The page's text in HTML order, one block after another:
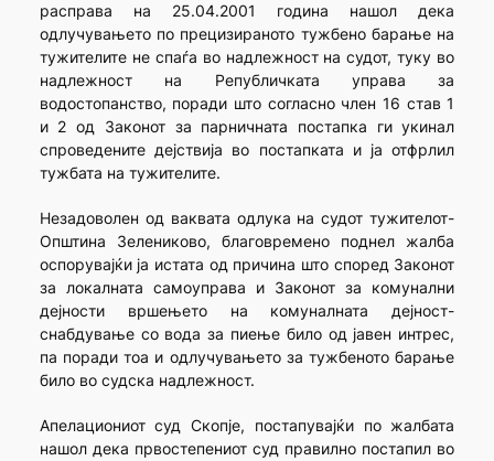
расправа на 25.04.2001 година нашол дека
одлучувањето по прецизираното тужбено барање на
тужителите не спаѓа во надлежност на судот, туку во
надлежност на Републичката управа за
водостопанство, поради што согласно член 16 став 1
и 2 од Законот за парничната постапка ги укинал
спроведените дејствија во постапката и ја отфрлил
тужбата на тужителите.
Незадоволен од ваквата одлука на судот тужителот-
Општина Зелениково, благовремено поднел жалба
оспорувајќи ја истата од причина што според Законот
за локалната самоуправа и Законот за комунални
дејности вршењето на комуналната дејност-
снабдување со вода за пиење било од јавен интрес,
па поради тоа и одлучувањето за тужбеното барање
било во судска надлежност.
Апелациониот суд Скопје, постапувајќи по жалбата
нашол дека првостепениот суд правилно постапил во